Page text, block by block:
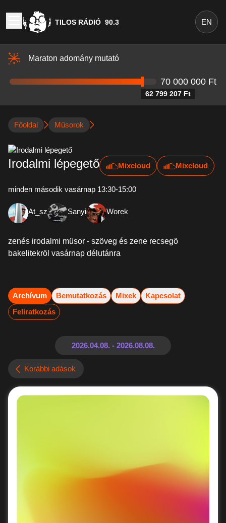
TILOS RÁDIÓ 90.3 EN
Maraton adomány mutató
62 799 207 Ft
70 000 000 Ft
Főoldal Műsorok
Irodalmi lépegető Mixcloud Mixcloud
minden második vasárnap 13:30-15:00
At_sz Sanyi Worek
zenés irodalmi müsor - szöveg és zene recsegö
bakelitekröl vasárnap délutánra
Archívum Bemutatkozás Mixek
Kapcsolat
Feliratkozás
Korábbi adások